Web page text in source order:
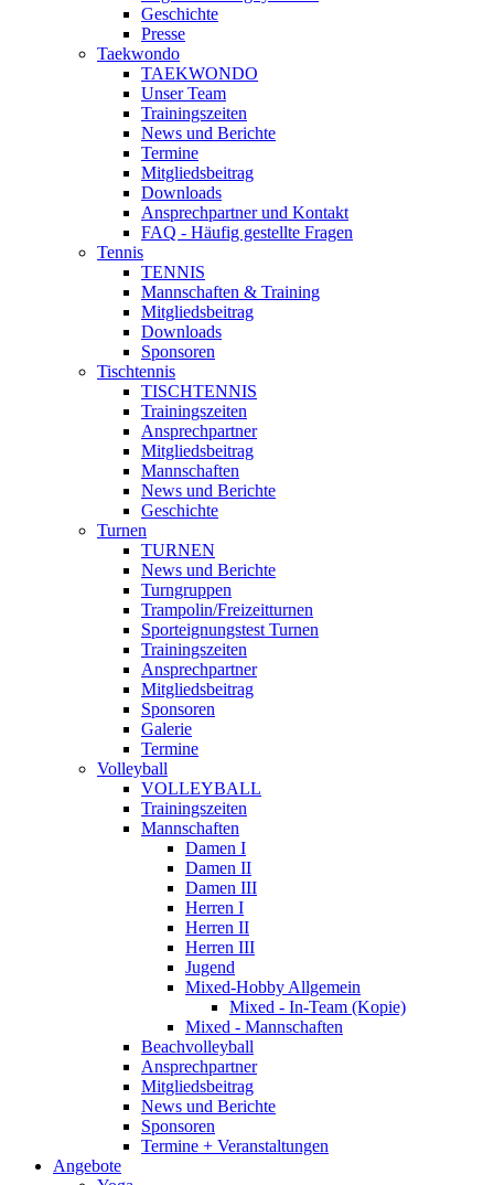
Geschichte
Presse
Taekwondo
TAEKWONDO
Unser Team
Trainingszeiten
News und Berichte
Termine
Mitgliedsbeitrag
Downloads
Ansprechpartner und Kontakt
FAQ - Häufig gestellte Fragen
Tennis
TENNIS
Mannschaften & Training
Mitgliedsbeitrag
Downloads
Sponsoren
Tischtennis
TISCHTENNIS
Trainingszeiten
Ansprechpartner
Mitgliedsbeitrag
Mannschaften
News und Berichte
Geschichte
Turnen
TURNEN
News und Berichte
Turngruppen
Trampolin/Freizeitturnen
Sporteignungstest Turnen
Trainingszeiten
Ansprechpartner
Mitgliedsbeitrag
Sponsoren
Galerie
Termine
Volleyball
VOLLEYBALL
Trainingszeiten
Mannschaften
Damen I
Damen II
Damen III
Herren I
Herren II
Herren III
Jugend
Mixed-Hobby Allgemein
Mixed - In-Team (Kopie)
Mixed - Mannschaften
Beachvolleyball
Ansprechpartner
Mitgliedsbeitrag
News und Berichte
Sponsoren
Termine + Veranstaltungen
Angebote